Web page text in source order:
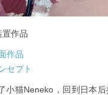
置作品
作品
セプト
小猫Neneko，回到日本